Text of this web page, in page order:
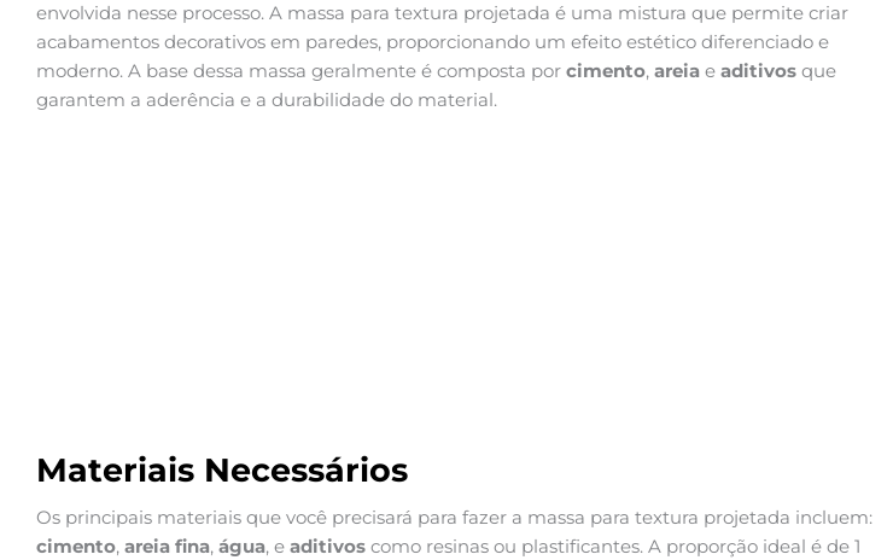
envolvida nesse processo. A massa para textura projetada é uma mistura que permite criar
acabamentos decorativos em paredes, proporcionando um efeito estético diferenciado e
moderno. A base dessa massa geralmente é composta por cimento, areia e aditivos que
garantem a aderência e a durabilidade do material.
Materiais Necessários
Os principais materiais que você precisará para fazer a massa para textura projetada incluem:
cimento, areia fina, água, e aditivos como resinas ou plastificantes. A proporção ideal é de 1